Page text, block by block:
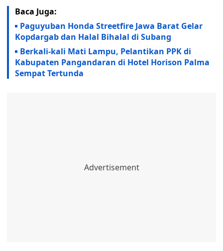
Baca Juga:
Paguyuban Honda Streetfire Jawa Barat Gelar
Kopdargab dan Halal Bihalal di Subang
Berkali-kali Mati Lampu, Pelantikan PPK di
Kabupaten Pangandaran di Hotel Horison Palma
Sempat Tertunda